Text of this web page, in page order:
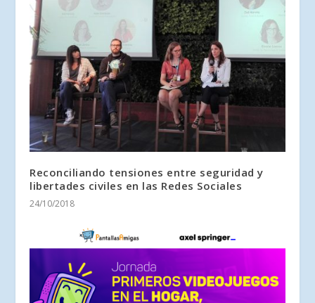
Reconciliando tensiones entre seguridad y
libertades civiles en las Redes Sociales
24/10/2018